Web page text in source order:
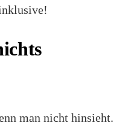
man nicht hinsieht.